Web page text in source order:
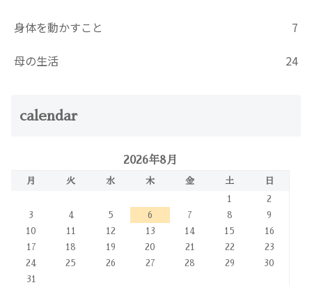
身体を動かすこと
7
母の生活
24
calendar
2026年8月
月 火 水 木 金 土
日
1
2
3
4 5 6 7 8
9
10
11 12 13 14 15
16
17
18 19 20 21 22
23
24
25 26 27 28 29
30
31